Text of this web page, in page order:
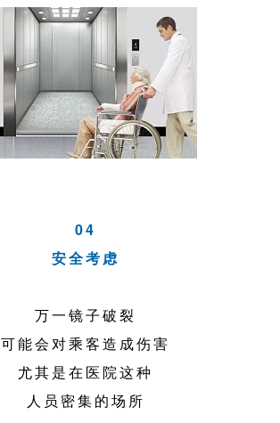
04
安全考虑
万一镜子破裂
可能会对乘客造成伤害
尤其是在医院这种
人员密集的场所